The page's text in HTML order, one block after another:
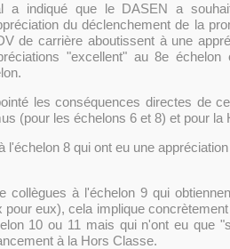
a indiqué que le DASEN a
du déclenchement de la
de carrière aboutissent à une
"excellent" au 8e échelon
les conséquences directes de
(pour les échelons 6 et 8) et pour la
l'échelon 8 qui ont eu une
collègues à l'échelon 9 qui
pour eux), cela implique
10 ou 11 mais qui n'ont eu que
à la Hors Classe.